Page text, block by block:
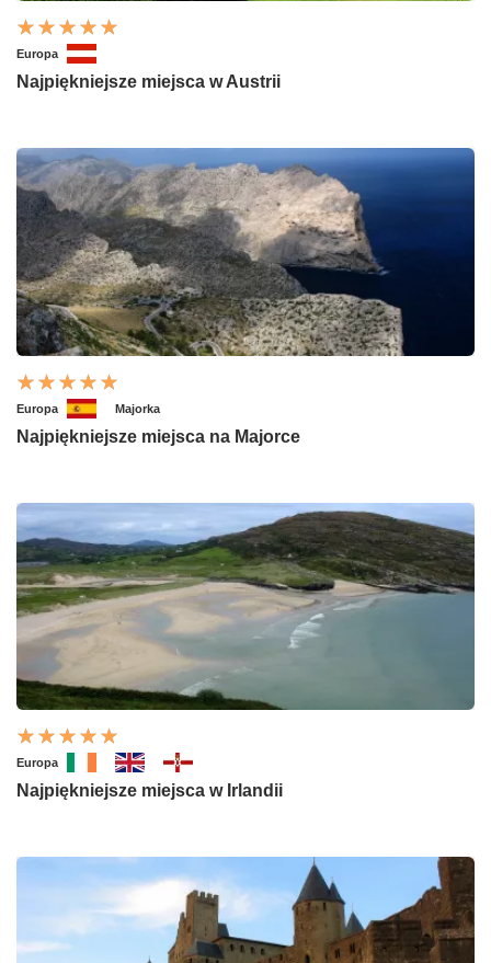
Europa
Najpiękniejsze miejsca w Austrii
Europa Majorka
Najpiękniejsze miejsca na Majorce
Europa
Najpiękniejsze miejsca w Irlandii